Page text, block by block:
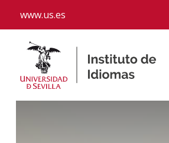
www.us.es